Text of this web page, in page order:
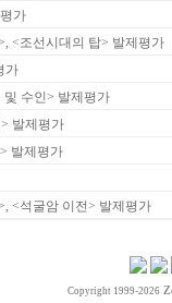
가
<조선시대의 탑> 발제평가
가
및 수인> 발제평가
발제평가
발제평가
<석굴암 이전> 발제평가
Copyright 1999-2026